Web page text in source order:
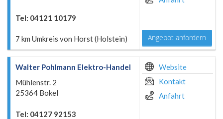
Tel: 04121 10179
7 km Umkreis von Horst (Holstein) Angebot anfordern
Walter Pohlmann Elektro-Handel
Mühlenstr. 2
25364 Bokel
Tel: 04127 92153
Website
Kontakt
Anfahrt